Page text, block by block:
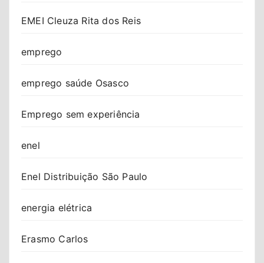
EMEI Cleuza Rita dos Reis
emprego
emprego saúde Osasco
Emprego sem experiência
enel
Enel Distribuição São Paulo
energia elétrica
Erasmo Carlos